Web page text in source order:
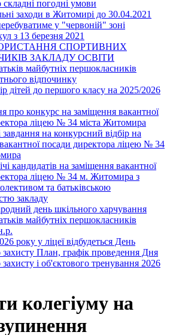
погодні умови
заходи в Житомирі до 30.04.2021
у "червоній" зоні
з 13 березня 2021
СПОРТИВНИХ
ЗАКЛАДУ ОСВІТИ
майбутніх першокласників
відпочинку
дітей до першого класу на 2025/2026
про конкурс на заміщення вакантної
ліцею № 34 міста Житомира
завдання на конкурсний відбір на
посади директора ліцею № 34
кандидатів на заміщення вакантної
ліцею № 34 м. Житомира з
та батьківською
закладу
день шкільного харчування
майбутніх першокласників
року у ліцеї відбудеться День
захисту План, графік проведення Дня
захисту і об'єктового тренування 2026
колегіуму на